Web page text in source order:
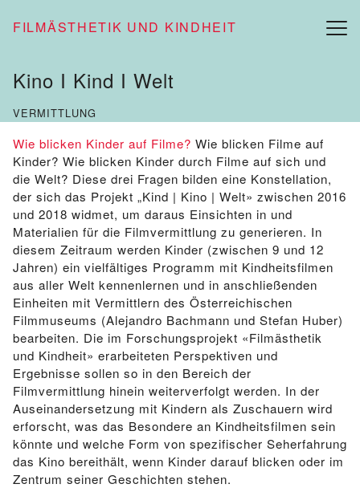
FILMÄSTHETIK UND KINDHEIT
Kino I Kind I Welt
VERMITTLUNG
Wie blicken Kinder auf Filme? Wie blicken Filme auf
Kinder? Wie blicken Kinder durch Filme auf sich und
die Welt? Diese drei Fragen bilden eine Konstellation,
der sich das Projekt „Kind | Kino | Welt» zwischen 2016
und 2018 widmet, um daraus Einsichten in und
Materialien für die Filmvermittlung zu generieren. In
diesem Zeitraum werden Kinder (zwischen 9 und 12
Jahren) ein vielfältiges Programm mit Kindheitsfilmen
aus aller Welt kennenlernen und in anschließenden
Einheiten mit Vermittlern des Österreichischen
Filmmuseums (Alejandro Bachmann und Stefan Huber)
bearbeiten. Die im Forschungsprojekt «Filmästhetik
und Kindheit» erarbeiteten Perspektiven und
Ergebnisse sollen so in den Bereich der
Filmvermittlung hinein weiterverfolgt werden. In der
Auseinandersetzung mit Kindern als Zuschauern wird
erforscht, was das Besondere an Kindheitsfilmen sein
könnte und welche Form von spezifischer Seherfahrung
das Kino bereithält, wenn Kinder darauf blicken oder im
Zentrum seiner Geschichten stehen.